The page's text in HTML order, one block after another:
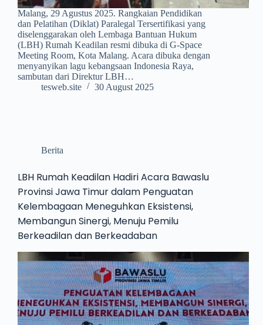
Malang, 29 Agustus 2025. Rangkaian Pendidikan
dan Pelatihan (Diklat) Paralegal Tersertifikasi yang
diselenggarakan oleh Lembaga Bantuan Hukum
(LBH) Rumah Keadilan resmi dibuka di G-Space
Meeting Room, Kota Malang. Acara dibuka dengan
menyanyikan lagu kebangsaan Indonesia Raya,
sambutan dari Direktur LBH…
tesweb.site
30 August 2025
Berita
LBH Rumah Keadilan Hadiri Acara Bawaslu
Provinsi Jawa Timur dalam Penguatan
Kelembagaan Meneguhkan Eksistensi,
Membangun Sinergi, Menuju Pemilu
Berkeadilan dan Berkeadaban